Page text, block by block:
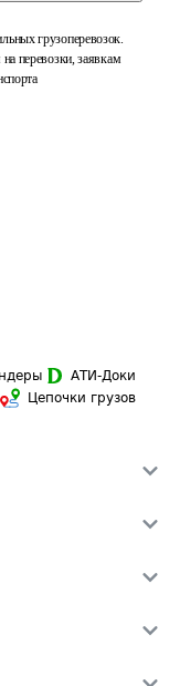
грузоперевозок.
на перевозки, заявкам
АТИ-Доки
Цепочки грузов